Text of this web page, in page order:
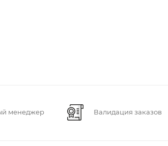
менеджер Валидация заказов